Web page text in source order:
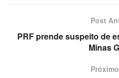
Post
PRF prende suspeito de
Minas